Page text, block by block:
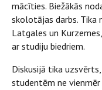
mācīties. Biežākās
skolotājas darbs. Tika
Latgales un
ar studiju biedriem.
Diskusijā tika
studentēm ne